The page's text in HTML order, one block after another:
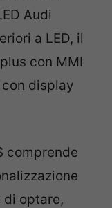
Audi
a LED, il
con MMI
display
comprende
di optare,